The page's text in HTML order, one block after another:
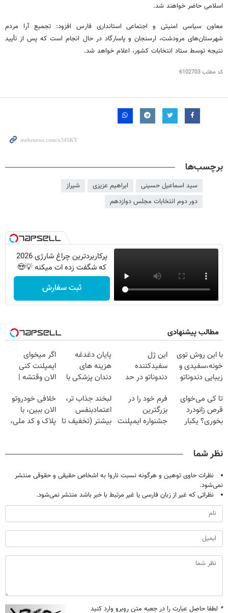
اسلامی حاضر خواهند شد.
معاون سیاسی امنیتی و اجتماعی استانداری فارس افزود: تجمیع آرا مردم
شهرستان‌های مرودشت، ارسنجان و پاسارگاد در حال انجام است که پس از تأیید
نتیجه توسط ستاد انتخابات کشور، اعلام خواهد شد.
کد مطلب6102703
برچسب‌ها
سید اسماعیل حسینی ابراهیم عزیزی
شیراز
دور دوم انتخابات مجلس دوازدهم
پرکاربردترین چراغ شارژی 2026
که شگفت زده ات میکنه 💡😍
ثبت سفارش
مطالب پیشنهادی
با این روش توی
خونه،سفیدی و
زیبایی دندوناتو
(40%off)
این ژل
سفیدکننده
دندوناتو در حد
میکنه
(40%تخفیف)
پایان دغدغه
هزینه های
دندان پزشکی با
خانگی
اگر میخوای
ایمپلنت کنی
الان وقتشه |
میلیون تومان!!!
تا کی می‌خوای
قرص زانودرد
بخوری؟ یکبار
فرم خود را در
بزرگترین
جشنواره ایمپلنت
لبخند جذاب تر،
اعتمادبنفس
بیشتر (تخفیف تا
خلافی خودروتو
الان ببین، با
پلاک و کد ملی،
نظر شما
نظرات حاوی توهین و هرگونه نسبت ناروا به اشخاص حقیقی و حقوقی منتشر
نمی‌شود.
نظراتی که غیر از زبان فارسی یا غیر مرتبط با خبر باشد منتشر نمی‌شود.
* لطفا حاصل عبارت را در جعبه متن روبرو وارد کنید